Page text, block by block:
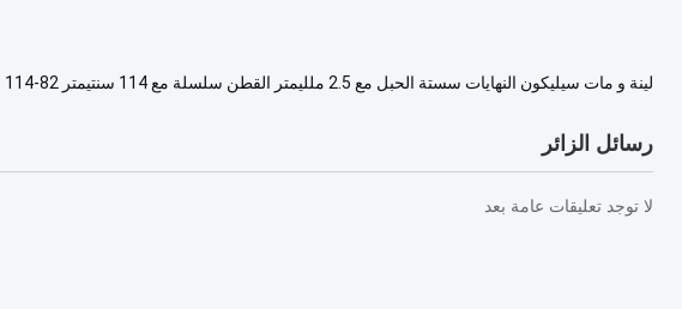
رسائل الزائر
لا توجد تعليقات عامة بعد